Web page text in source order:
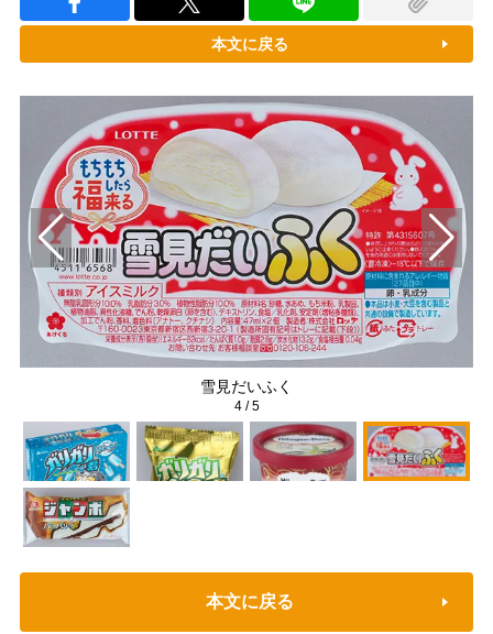
本文に戻る
雪見だいふく
4/5
本文に戻る